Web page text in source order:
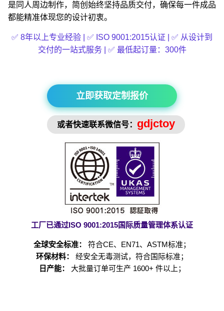
是同人周边制作，简创始终坚持品质交付，确保每一件成品
都能精准体现您的设计初衷。
✅ 8年以上专业经验 | ✅ ISO 9001:2015认证 | ✅ 从设计到
交付的一站式服务 | ✅ 最低起订量：300件
立即获取定制报价
或者快速联系微信号： gdjctoy
工厂已通过ISO 9001:2015国际质量管理体系认证
全球安全标准：
符合CE、EN71、ASTM标准；
环保材料：
经安全无毒测试，符合国际标准；
日产能：
大批量订单可生产 1600+ 件以上；